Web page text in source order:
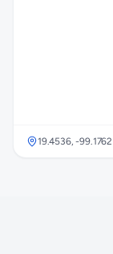
19.4536,-99.1762